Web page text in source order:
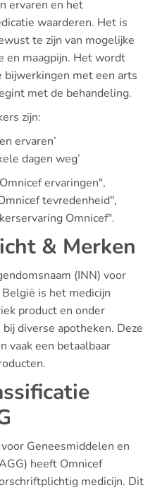
ervaren en het
waarderen. Het is
te zijn van mogelijke
en maagpijn. Het wordt
bijwerkingen met een arts
met de behandeling.
zijn:
ervaren’
dagen weg’
ervaringen",
tevredenheid",
Omnicef".
& Merken
(INN) voor
is het medicijn
product en onder
diverse apotheken. Deze
vaak een betaalbaar
Geneesmiddelen en
heeft Omnicef
medicijn. Dit